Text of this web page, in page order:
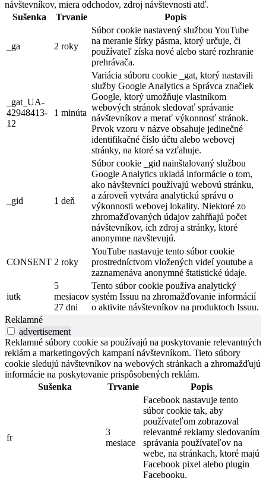
návštevníkov, miera odchodov, zdroj návštevnosti atď.
Sušenka
Trvanie Popis
_ga 2 roky
Súbor cookie nastavený službou YouTube
na meranie šírky pásma, ktorý určuje, či
používateľ získa nové alebo staré rozhranie
prehrávača.
_gat_UA-
42948413-
12
1 minúta
Variácia súboru cookie _gat, ktorý nastavili
služby Google Analytics a Správca značiek
Google, ktorý umožňuje vlastníkom
webových stránok sledovať správanie
návštevníkov a merať výkonnosť stránok.
Prvok vzoru v názve obsahuje jedinečné
identifikačné číslo účtu alebo webovej
stránky, na ktoré sa vzťahuje.
_gid 1 deň
Súbor cookie _gid nainštalovaný službou
Google Analytics ukladá informácie o tom,
ako návštevníci používajú webovú stránku,
a zároveň vytvára analytickú správu o
výkonnosti webovej lokality. Niektoré zo
zhromažďovaných údajov zahŕňajú počet
návštevníkov, ich zdroj a stránky, ktoré
anonymne navštevujú.
CONSENT 2 roky
YouTube nastavuje tento súbor cookie
prostredníctvom vložených videí youtube a
zaznamenáva anonymné štatistické údaje.
iutk
5
mesiacov
27 dni
Tento súbor cookie používa analytický
systém Issuu na zhromažďovanie informácií
o aktivite návštevníkov na produktoch Issuu.
Reklamné
advertisement
Reklamné súbory cookie sa používajú na poskytovanie relevantných
reklám a marketingových kampaní návštevníkom. Tieto súbory
cookie sledujú návštevníkov na webových stránkach a zhromažďujú
informácie na poskytovanie prispôsobených reklám.
Sušenka
Trvanie Popis
fr
3
mesiace
Facebook nastavuje tento
súbor cookie tak, aby
používateľom zobrazoval
relevantné reklamy sledovaním
správania používateľov na
webe, na stránkach, ktoré majú
Facebook pixel alebo plugin
Facebooku.